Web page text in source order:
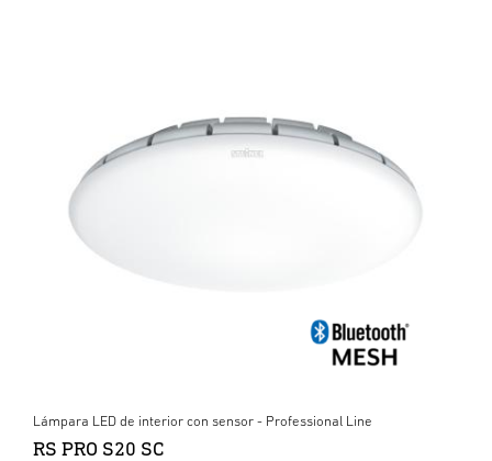
Lámpara LED de interior con sensor - Professional Line
RS PRO S20 SC